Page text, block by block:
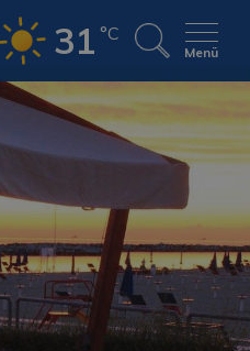
31 °C
Menü